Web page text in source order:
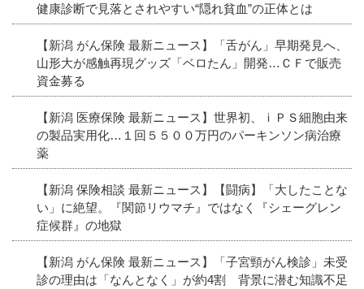
健康診断で見落とされやすい“隠れ貧血”の正体とは
【新潟 がん保険 最新ニュース】「舌がん」早期発見へ、
山形大が感触再現グッズ「ベロたん」開発…ＣＦで販売
資金募る
【新潟 医療保険 最新ニュース】世界初、ｉＰＳ細胞由来
の製品実用化…１回５５００万円のパーキンソン病治療
薬
【新潟 保険相談 最新ニュース】【闘病】「大したことな
い」に絶望。『関節リウマチ』ではなく『シェーグレン
症候群』の地獄
【新潟 がん保険 最新ニュース】「子宮頸がん検診」未受
診の理由は「なんとなく」が約4割 背景に潜む知識不足